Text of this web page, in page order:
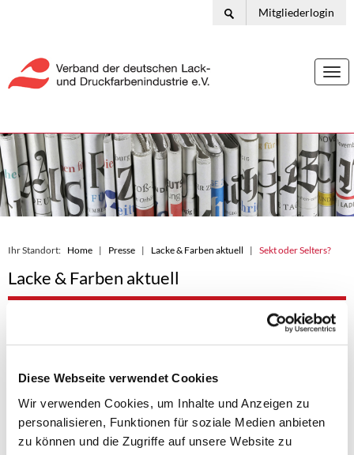
Diese Webseite verwendet Cookies
Wir verwenden Cookies, um Inhalte und Anzeigen zu
personalisieren, Funktionen für soziale Medien anbieten
zu können und die Zugriffe auf unsere Website zu
Mitgliederlogin
Ihr Standort: Home Presse Lacke & Farben aktuell Sekt oder Selters?
Lacke & Farben aktuell
Sekt oder Selters?